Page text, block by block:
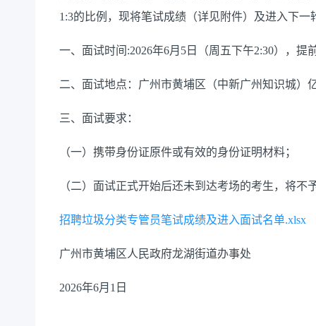
1:3的比例，现将笔试成绩（详见附件）及进入下
一、面试时间:2026年6月5日（周五下午2:30），提
二、面试地点：广州市黄埔区（中新广州知识城）
三、面试要求：
（一）携带身份证原件或有效的身份证明材料；
（二）面试正式开始后还未到达考场的考生，将不
招聘垃圾分类专管员笔试成绩及进入面试名单.xlsx
广州市黄埔区人民政府龙湖街道办事处
2026年6月1日